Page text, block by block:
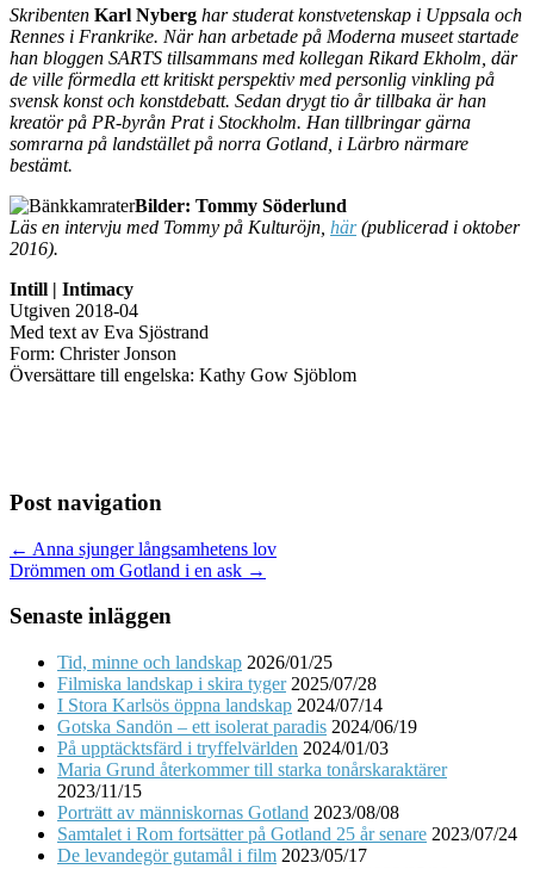
Skribenten Karl Nyberg har studerat konstvetenskap i Uppsala och
Rennes i Frankrike. När han arbetade på Moderna museet startade
han bloggen SARTS tillsammans med kollegan Rikard Ekholm, där
de ville förmedla ett kritiskt perspektiv med personlig vinkling på
svensk konst och konstdebatt. Sedan drygt tio år tillbaka är han
kreatör på PR-byrån Prat i Stockholm. Han tillbringar gärna
somrarna på landstället på norra Gotland, i Lärbro närmare
bestämt.
Bilder: Tommy Söderlund
Läs en intervju med Tommy på Kulturöjn, här(publicerad i oktober
2016).
Intill | Intimacy
Utgiven 2018-04
Med text av Eva Sjöstrand
Form: Christer Jonson
Översättare till engelska: Kathy Gow Sjöblom
Post navigation
← Anna sjunger långsamhetens lov
Drömmen om Gotland i en ask →
Senaste inläggen
Tid, minne och landskap 2026/01/25
Filmiska landskap i skira tyger 2025/07/28
I Stora Karlsös öppna landskap 2024/07/14
Gotska Sandön – ett isolerat paradis 2024/06/19
På upptäcktsfärd i tryffelvärlden 2024/01/03
Maria Grund återkommer till starka tonårskaraktärer
2023/11/15
Porträtt av människornas Gotland 2023/08/08
Samtalet i Rom fortsätter på Gotland 25 år senare 2023/07/24
De levandegör gutamål i film 2023/05/17